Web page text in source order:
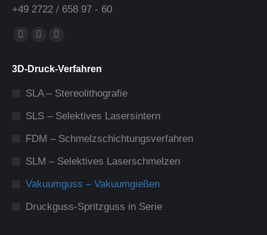
+49 2722 / 658 97 - 60
Finden Sie uns auf:
Facebook
opens
in
window
Linkedin
opens
in
window
XING
opens
in
window
3D-Druck-Verfahren
SLA – Stereolithografie
SLS – Selektives Lasersintern
FDM – Schmelzschichtungsverfahren
SLM – Selektives Laserschmelzen
Vakuumguss – Vakuumgießen
Druckguss-Spritzguss in Serie